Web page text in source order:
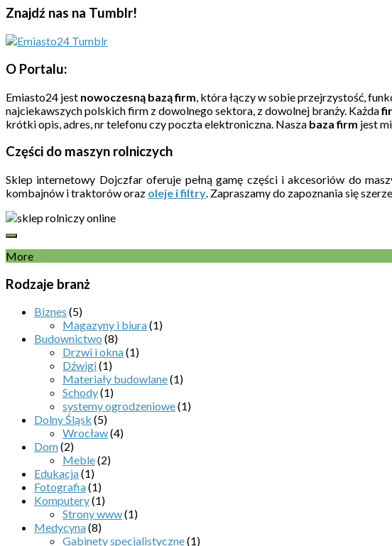
Znajdź nas na Tumblr!
O Portalu:
Emiasto24 jest nowoczesną bazą firm , która łączy w sobie przejrzystość,
najciekawszych polskich firm z dowolnego sektora, z dowolnej branży. Każda
krótki opis, adres, nr telefonu czy poczta elektroniczna. Nasza baza firm jest
Części do maszyn rolniczych
Sklep internetowy Dojczfar oferuje pełną gamę części i akcesoriów do
kombajnów i traktorów oraz oleje i filtry. Zapraszamy do zapoznania się
More
Rodzaje branż
Biznes (5)
Magazyny i biura(1)
Budownictwo (8)
Drzwi i okna(1)
Dźwigi(1)
Materiały budowlane(1)
Schody(1)
systemy ogrodzeniowe(1)
Dolny Śląsk (5)
Wrocław(4)
Dom(2)
Meble(2)
Edukacja(1)
Fotografia(1)
Komputery(1)
Strony www(1)
Medycyna(8)
Gabinety specjalistyczne(1)